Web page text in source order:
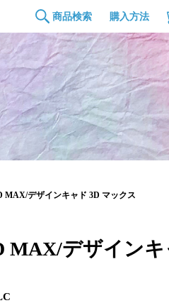
商品検索 購入方法
MAX/デザインキャド 3D マックス
MAX/デザイン